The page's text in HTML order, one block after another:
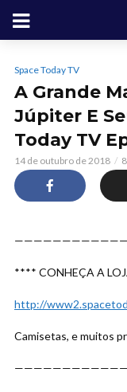
Space Today TV
A Grande
Júpiter E
Today TV
14 de outubro de 2018
**** CONHEÇA A
http://
Camisetas, e muitos